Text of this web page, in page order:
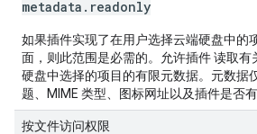
metadata . readonly
如果插件实现了在用户选择云端硬盘中的
面，则此范围是必需的。 允许插件 读取有
硬盘中选择的项目的有限元数据。元数据
题、MIME 类型、图标网址以及插件是否
按文件访问权限